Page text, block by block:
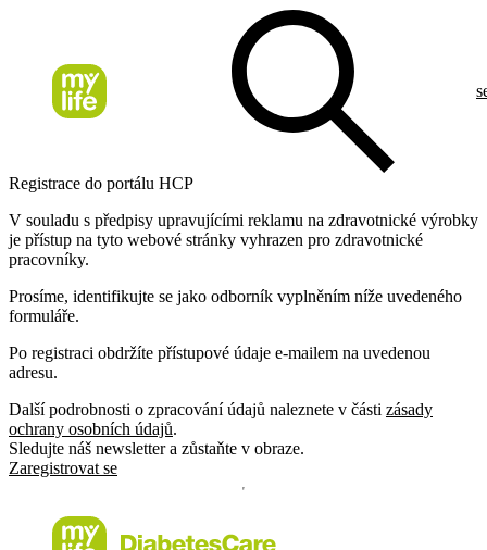
Registrace do portálu HCP
V souladu s předpisy upravujícími reklamu na zdravotnické výrobky
je přístup na tyto webové stránky vyhrazen pro zdravotnické
pracovníky.
Prosíme, identifikujte se jako odborník vyplněním níže uvedeného
formuláře.
Po registraci obdržíte přístupové údaje e-mailem na uvedenou
adresu.
Další podrobnosti o zpracování údajů naleznete v části zásady
ochrany osobních údajů.
Sledujte náš newsletter a zůstaňte v obraze.
Zaregistrovat se